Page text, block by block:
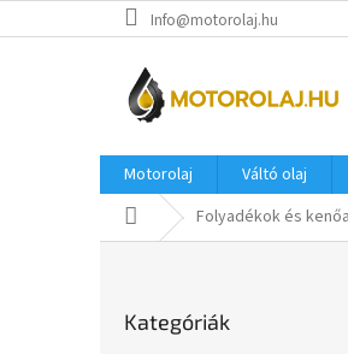
a
Info@motorolaj.hu
Motorolaj Váltó olaj
KezdőlapFolyadékok és
átugrása
Kategóriák